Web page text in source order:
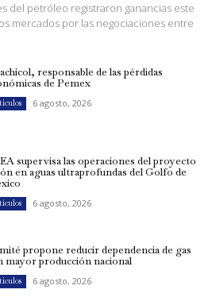
del petróleo registraron ganancias este
mercados por las negociaciones entre
responsable de las pérdidas
de Pemex
6 agosto, 2026
supervisa las operaciones del proyecto
en aguas ultraprofundas del Golfo de
6 agosto, 2026
propone reducir dependencia de gas
mayor producción nacional
6 agosto, 2026